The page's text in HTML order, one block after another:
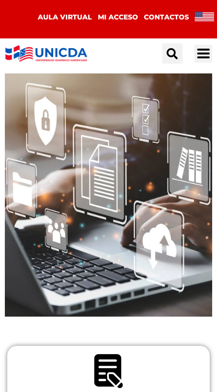
AULA VIRTUAL MI ACCESO CONTACTOS
informática
personal y en
la red